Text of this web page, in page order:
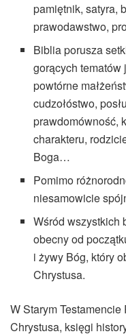
pamiętnik, satyra,
prawodawstwo,
Biblia porusza
gorących tematów
powtórne
cudzołóstwo,
prawdomówność,
charakteru,
Boga…
Pomimo
niesamowicie
Wśród wszystkich
obecny od
i żywy Bóg, który
Chrystusa.
W Starym
Chrystusa, księgi